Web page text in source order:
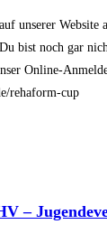
unserer Website
bist noch gar
Online-
rehaform-cup
–